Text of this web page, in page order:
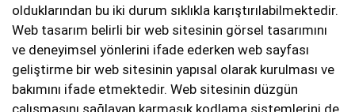
olduklarından bu iki durum sıklıkla karıştırılabilmektedir.
Web tasarım belirli bir web sitesinin görsel tasarımını
ve deneyimsel yönlerini ifade ederken web sayfası
geliştirme bir web sitesinin yapısal olarak kurulması ve
bakımını ifade etmektedir. Web sitesinin düzgün
çalışmasını sağlayan karmaşık kodlama sistemlerini de